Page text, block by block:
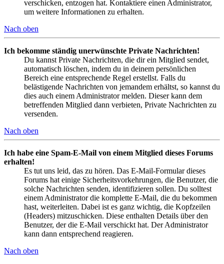
verschicken, entzogen hat. Kontaktiere einen Administrator,
um weitere Informationen zu erhalten.
Nach oben
Ich bekomme ständig unerwünschte Private Nachrichten!
Du kannst Private Nachrichten, die dir ein Mitglied sendet,
automatisch löschen, indem du in deinem persönlichen
Bereich eine entsprechende Regel erstellst. Falls du
belästigende Nachrichten von jemandem erhältst, so kannst du
dies auch einem Administrator melden. Dieser kann dem
betreffenden Mitglied dann verbieten, Private Nachrichten zu
versenden.
Nach oben
Ich habe eine Spam-E-Mail von einem Mitglied dieses Forums
erhalten!
Es tut uns leid, das zu hören. Das E-Mail-Formular dieses
Forums hat einige Sicherheitsvorkehrungen, die Benutzer, die
solche Nachrichten senden, identifizieren sollen. Du solltest
einem Administrator die komplette E-Mail, die du bekommen
hast, weiterleiten. Dabei ist es ganz wichtig, die Kopfzeilen
(Headers) mitzuschicken. Diese enthalten Details über den
Benutzer, der die E-Mail verschickt hat. Der Administrator
kann dann entsprechend reagieren.
Nach oben